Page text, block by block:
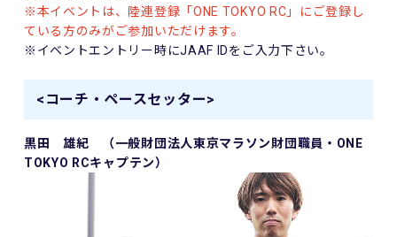
※本イベントは、陸連登録「ONE TOKYO RC」にご登録し
ている方のみがご参加いただけます。
※イベントエントリー時にJAAF IDをご入力下さい。
<コーチ・ペースセッター>
黒田 雄紀 （一般財団法人東京マラソン財団職員・ONE
TOKYO RCキャプテン）